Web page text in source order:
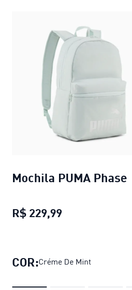
Mochila PUMA Phase
R$ 229,99
COR:Créme De Mint